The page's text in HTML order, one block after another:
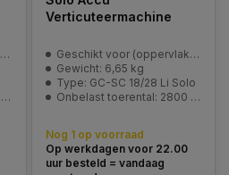
Verticuteermachine
Geschikt voor (oppervlakte): 200 m2
Gewicht: 6,65 kg
Type: GC-SC 18/28 Li Solo
Onbelast toerental: 2800 min^-1
Nog 1 op voorraad
Op werkdagen voor 22.00
uur besteld = vandaag